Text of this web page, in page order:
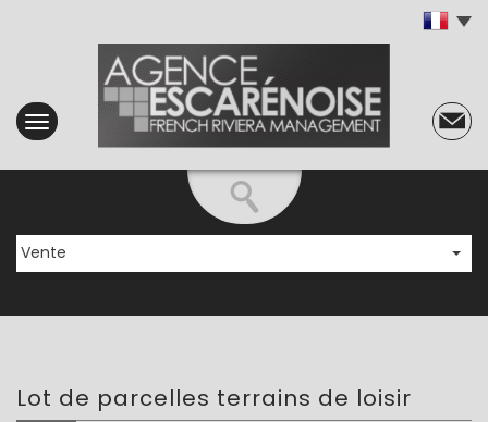
Vente
lot de parcelles terrains de loisir